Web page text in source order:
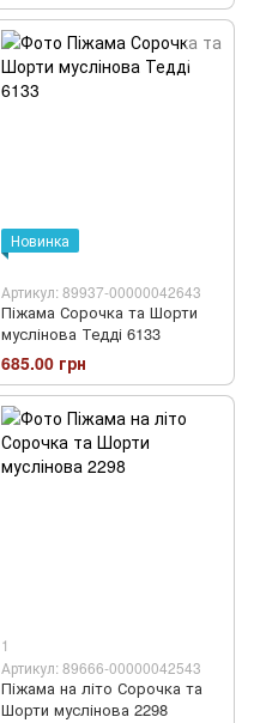
Новинка
Артикул: 89937-00000042643
Піжама Сорочка та Шорти
муслінова Тедді 6133
685.00 грн
1
Артикул: 89666-00000042543
Піжама на літо Сорочка та
Шорти муслінова 2298